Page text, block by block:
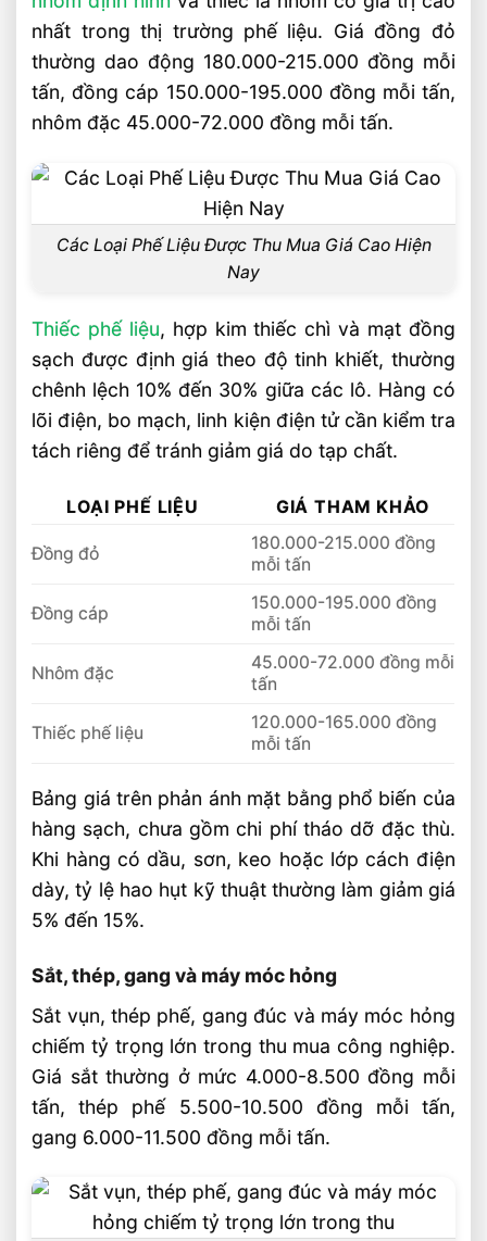
Thu Mua Phế Liệu Chì Giá Cao Tận Nơi
Nhanh Chóng Uy Tín
Thu Mua Phế Liệu Gang Giá Cao Tận Nơi
Nhanh Chóng Uy Tín
Thu Mua Phế Liệu Inox 201 Giá Cao Tận
Nơi Nhanh Chóng Uy Tín
Thu Mua Phế Liệu Inox 304 Giá Cao Tận
Nơi Nhanh Chóng Uy Tín
Thu Mua Phế Liệu Inox Giá Cao Tận Nơi
Thu Mua Phế Liệu Nhôm Thỏi Giá Cao
Tận Nơi Nhanh Chóng Uy Tín
Thu Mua Phế Liệu Nhôm Dây Điện Giá
Cao Tận Nơi Nhanh Chóng Uy Tín
Thu Mua Phế Liệu Nhôm Vụn Giá Cao
nhất trong thị trường phế liệu. Giá đồng đỏ
thường dao động 180.000-215.000 đồng mỗi
tấn, đồng cáp 150.000-195.000 đồng mỗi tấn,
nhôm đặc 45.000-72.000 đồng mỗi tấn.
Các Loại Phế Liệu Được Thu Mua Giá Cao Hiện
Nay
Thiếc phế liệu, hợp kim thiếc chì và mạt đồng
sạch được định giá theo độ tinh khiết, thường
chênh lệch 10% đến 30% giữa các lô. Hàng có
lõi điện, bo mạch, linh kiện điện tử cần kiểm tra
tách riêng để tránh giảm giá do tạp chất.
LOẠI PHẾ LIỆU GIÁ THAM KHẢO
Đồng đỏ
180.000-215.000 đồng
mỗi tấn
Đồng cáp
150.000-195.000 đồng
mỗi tấn
Nhôm đặc
45.000-72.000 đồng mỗi
tấn
Thiếc phế liệu
120.000-165.000 đồng
mỗi tấn
Bảng giá trên phản ánh mặt bằng phổ biến của
hàng sạch, chưa gồm chi phí tháo dỡ đặc thù.
Khi hàng có dầu, sơn, keo hoặc lớp cách điện
dày, tỷ lệ hao hụt kỹ thuật thường làm giảm giá
5% đến 15%.
Sắt, thép, gang và máy móc hỏng
Sắt vụn, thép phế, gang đúc và máy móc hỏng
chiếm tỷ trọng lớn trong thu mua công nghiệp.
Giá sắt thường ở mức 4.000-8.500 đồng mỗi
tấn, thép phế 5.500-10.500 đồng mỗi tấn,
gang 6.000-11.500 đồng mỗi tấn.